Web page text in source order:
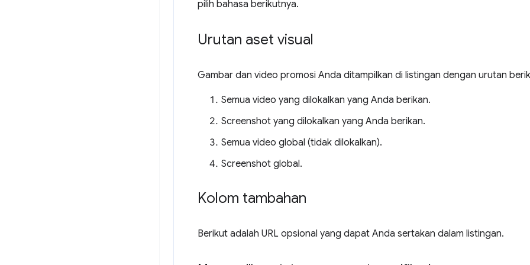
pilih bahasa berikutnya.
Urutan aset visual
Gambar dan video promosi Anda ditampilkan di listingan dengan urutan
Semua video yang dilokalkan yang Anda berikan.
Screenshot yang dilokalkan yang Anda berikan.
Semua video global (tidak dilokalkan).
Screenshot global.
Kolom tambahan
Berikut adalah URL opsional yang dapat Anda sertakan dalam listingan.